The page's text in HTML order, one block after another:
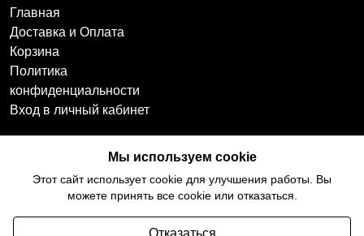
Главная
Доставка и Оплата
Корзина
Политика
конфиденциальности
Вход в личный кабинет
ccozy@yandex.ru
сетях
Мы используем cookie
Этот сайт использует cookie для улучшения работы. Вы
можете принять все cookie или отказаться.
Отказаться